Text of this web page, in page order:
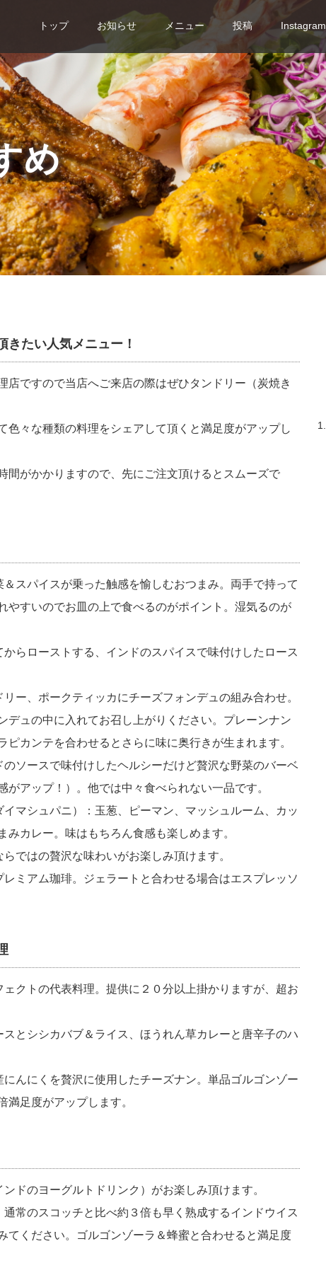
トップ お知らせ メニュー 投稿 Instagram
め
きたい人気メニュー！
店ですので当店へご来店の際はぜひタンドリー（炭焼き
色々な種類の料理をシェアして頂くと満足度がアップし
がかかりますので、先にご注文頂けるとスムーズで
スパイスが乗った触感を愉しむおつまみ。両手で持って
やすいのでお皿の上で食べるのがポイント。湿気るのが
らローストする、インドのスパイスで味付けしたロース
ー、ポークティッカにチーズフォンデュの組み合わせ。
デュの中に入れてお召し上がりください。プレーンナン
ピカンテを合わせるとさらに味に奥行きが生まれます。
ソースで味付けしたヘルシーだけど贅沢な野菜のバーベ
アップ！）。他では中々食べられない一品です。
マシュパニ）：玉葱、ピーマン、マッシュルーム、カッ
カレー。味はもちろん食感も楽しめます。
ではの贅沢な味わいがお楽しみ頂けます。
ミアム珈琲。ジェラートと合わせる場合はエスプレッソ
クトの代表料理。提供に２０分以上掛かりますが、超お
とシシカバブ＆ライス、ほうれん草カレーと唐辛子のハ
んにくを贅沢に使用したチーズナン。単品ゴルゴンゾー
満足度がアップします。
ドのヨーグルトドリンク）がお楽しみ頂けます。
常のスコッチと比べ約３倍も早く熟成するインドウイス
てください。ゴルゴンゾーラ＆蜂蜜と合わせると満足度